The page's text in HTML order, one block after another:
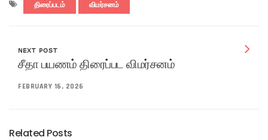
திரைப்படம் விமர்சனம்
NEXT POST
சீதா பயணம் திரைப்பட விமர்சனம்
FEBRUARY 16, 2026
Related Posts